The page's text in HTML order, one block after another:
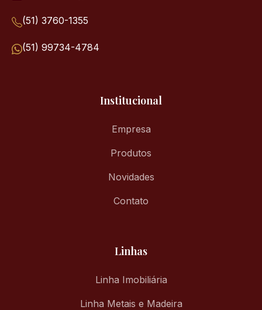
(51) 3760-1355
(51) 99734-4784
Institucional
Empresa
Produtos
Novidades
Contato
Linhas
Linha Imobiliária
Linha Metais e Madeira